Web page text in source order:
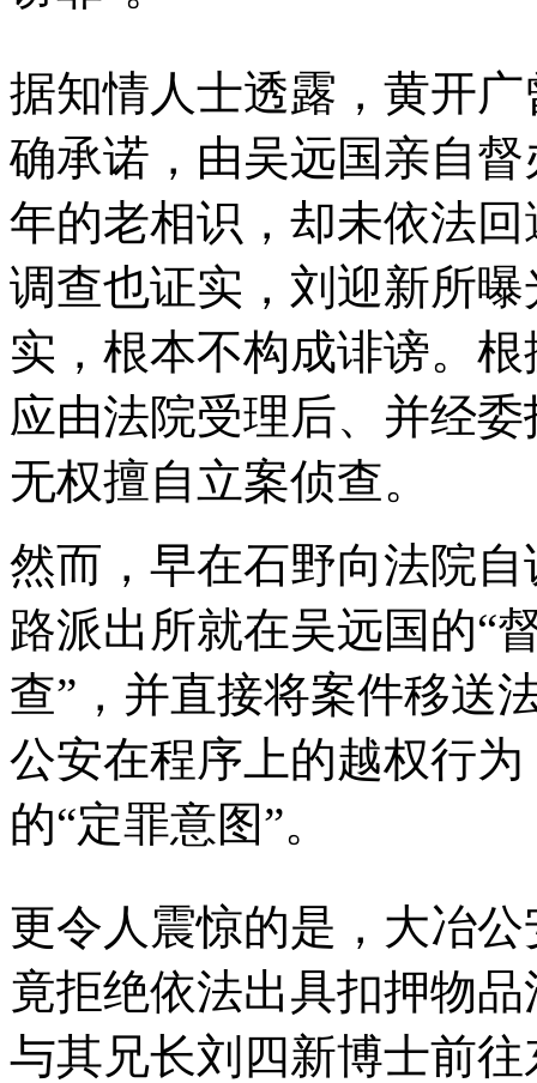
据知情人士透露，黄开
确承诺，由吴远国亲自
年的老相识，却未依法
调查也证实，刘迎新所
实，根本不构成诽谤。
应由法院受理后、并经
无权擅自立案侦查。
然而，早在石野向法院
路派出所就在吴远国的“
查”，并直接将案件移送
公安在程序上的越权行
的“定罪意图”。
更令人震惊的是，大冶
竟拒绝依法出具扣押物
与其兄长刘四新博士前